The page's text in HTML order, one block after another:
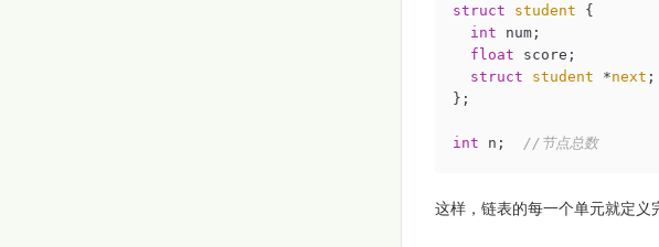
struct student {
int num;
float score;
struct
student *next ;
};
int n; //节点总数
这样，链表的每一个单元就定义